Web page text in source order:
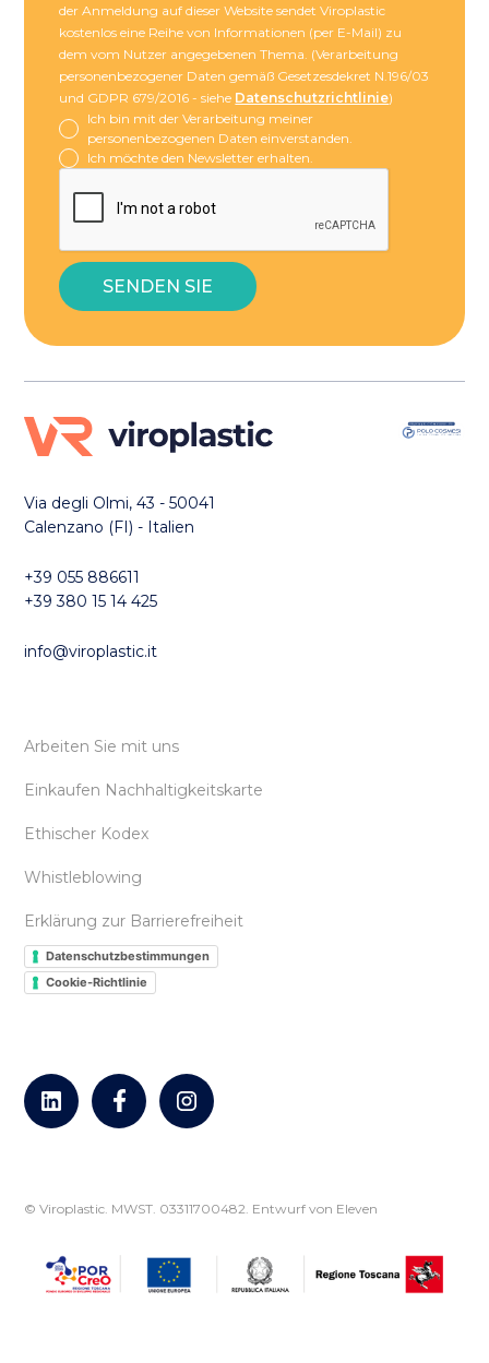
der Anmeldung auf dieser Website sendet Viroplastic
kostenlos eine Reihe von Informationen (per E-Mail) zu
dem vom Nutzer angegebenen Thema. (Verarbeitung
personenbezogener Daten gemäß Gesetzesdekret N.196/03
und GDPR 679/2016 - siehe Datenschutzrichtlinie)
Ich bin mit der Verarbeitung meiner
personenbezogenen Daten einverstanden.
Ich möchte den Newsletter erhalten.
Via degli Olmi, 43 - 50041
Calenzano (FI) - Italien
+39 055 886611
+39 380 15 14 425
info@viroplastic.it
Arbeiten Sie mit uns
Einkaufen Nachhaltigkeitskarte
Ethischer Kodex
Whistleblowing
Erklärung zur Barrierefreiheit
Datenschutzbestimmungen
Cookie-Richtlinie
© Viroplastic. MWST. 03311700482. Entwurf von Eleven